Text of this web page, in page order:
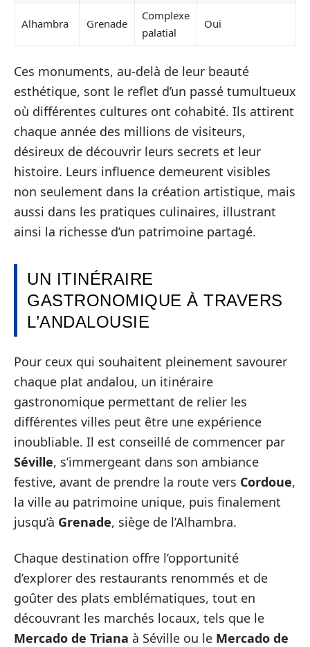
Alhambra Grenade
Complexe
palatial
Oui
Ces monuments, au-delà de leur beauté
esthétique, sont le reflet d’un passé tumultueux
où différentes cultures ont cohabité. Ils attirent
chaque année des millions de visiteurs,
désireux de découvrir leurs secrets et leur
histoire. Leurs influence demeurent visibles
non seulement dans la création artistique, mais
aussi dans les pratiques culinaires, illustrant
ainsi la richesse d’un patrimoine partagé.
UN ITINÉRAIRE
GASTRONOMIQUE À TRAVERS
L’ANDALOUSIE
Pour ceux qui souhaitent pleinement savourer
chaque plat andalou, un itinéraire
gastronomique permettant de relier les
différentes villes peut être une expérience
inoubliable. Il est conseillé de commencer par
Séville, s’immergeant dans son ambiance
festive, avant de prendre la route vers Cordoue,
la ville au patrimoine unique, puis finalement
jusqu’à Grenade, siège de l’Alhambra.
Chaque destination offre l’opportunité
d’explorer des restaurants renommés et de
goûter des plats emblématiques, tout en
découvrant les marchés locaux, tels que le
Mercado de Triana à Séville ou le Mercado de